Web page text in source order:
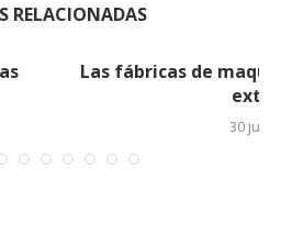
RELACIONADAS
habilitan horas